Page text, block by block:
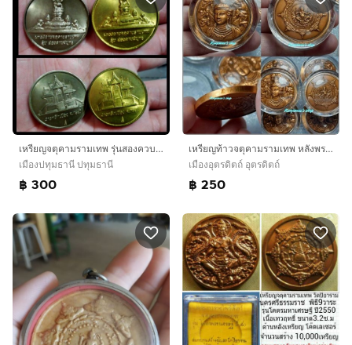
เหรียญจตุคามรามเทพ รุ่นสองควบสมุทร ศาลหลักเมืองกระบี่ 2550 รับ2เหรียญ
เมืองปทุมธานี ปทุมธานี
฿ 300
เหรียญท้าวจตุคามรามเทพ หลังพระพิฆเนศ รุ่น กองเงิน กองทอง ปี 2550
เมืองอุตรดิตถ์ อุตรดิตถ์
฿ 250